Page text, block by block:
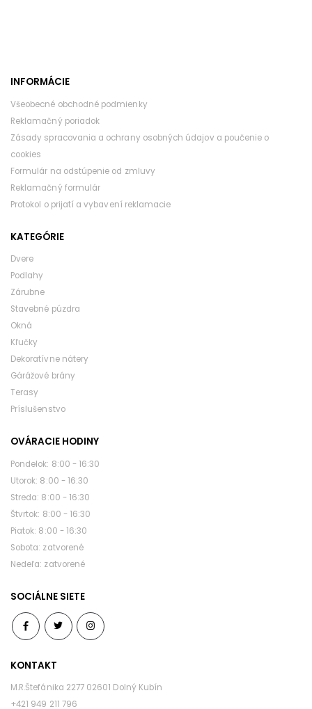
INFORMÁCIE
Všeobecné obchodné podmienky
Reklamačný poriadok
Zásady spracovania a ochrany osobných údajov a poučenie o
cookies
Formulár na odstúpenie od zmluvy
Reklamačný formulár
Protokol o prijatí a vybavení reklamacie
KATEGÓRIE
Dvere
Podlahy
Zárubne
Stavebné púzdra
Okná
Kľučky
Dekoratívne nátery
Gárážové brány
Terasy
Príslušenstvo
OVÁRACIE HODINY
pondelok: 8:00 - 16:30
utorok: 8:00 - 16:30
streda: 8:00 - 16:30
štvrtok: 8:00 - 16:30
piatok: 8:00 - 16:30
sobota: zatvorené
nedeľa: zatvorené
SOCIÁLNE SIETE
KONTAKT
M.R.Štefánika 2277 02601 Dolný Kubín
+421 949 211 796